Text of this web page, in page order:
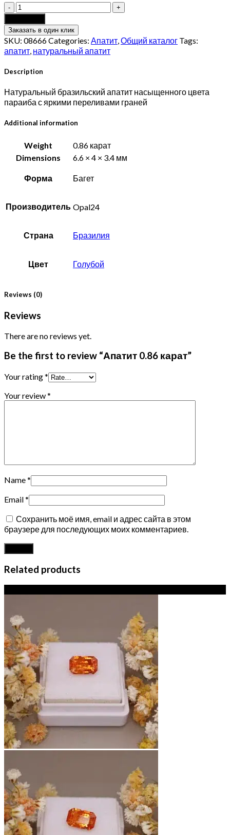
Апатит
0.86
карат
quantity
Заказать в один клик
SKU: 08666Categories: Апатит,Общий каталог Tags:
апатит, натуральный апатит
Description
Натуральный бразильский апатит насыщенного цвета
параиба с яркими переливами граней
Additional information
Weight
0.86 карат
Dimensions
6.6 × 4 × 3.4 мм
Форма Багет
Производитель Opal24
Страна Бразилия
Цвет Голубой
Reviews (0)
Reviews
There are no reviews yet.
Be the first to review “Апатит 0.86 карат”
Your rating*
Your review*
Name*
Email*
Сохранить моё имя, email и адрес сайта в этом
браузере для последующих моих комментариев.
Related products